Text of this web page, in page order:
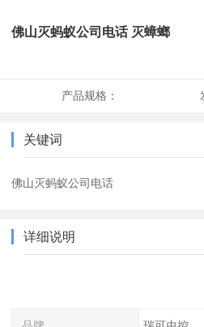
佛山灭蚂蚁公司电话 灭蟑螂
产品规格：
关键词
佛山灭蚂蚁公司电话
详细说明